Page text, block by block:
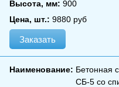
Высота, мм: 900
Цена, шт.: 9880 руб
Заказать
Наименование: Бетонная
СБ‑5 со